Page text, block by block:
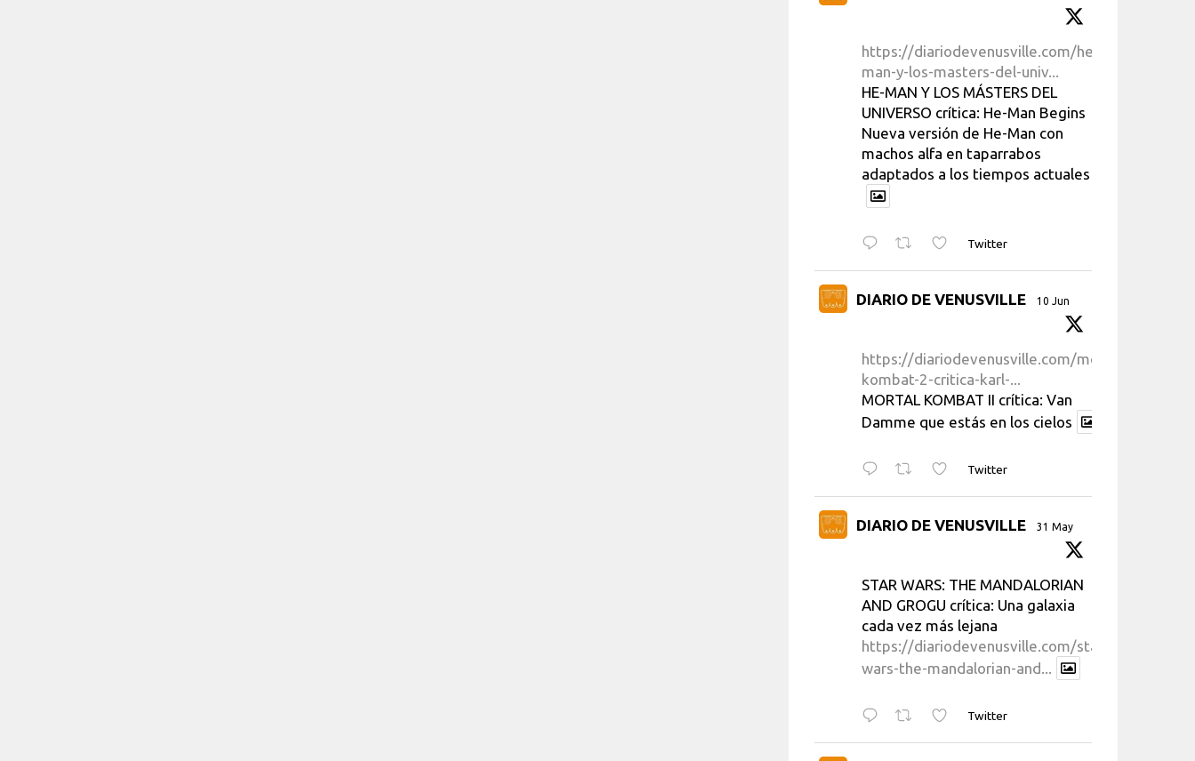
https://diariodevenusville.com/he-
man-y-los-masters-del-univ...
HE-MAN Y LOS MÁSTERS DEL
UNIVERSO crítica: He-Man Begins
Nueva versión de He-Man con
machos alfa en taparrabos
adaptados a los tiempos actuales
Twitter
DIARIO DE VENUSVILLE 10 Jun
https://diariodevenusville.com/mortal-
kombat-2-critica-karl-...
MORTAL KOMBAT II crítica: Van
Damme que estás en los cielos
Twitter
DIARIO DE VENUSVILLE 31 May
STAR WARS: THE MANDALORIAN
AND GROGU crítica: Una galaxia
cada vez más lejana
https://diariodevenusville.com/star-
wars-the-mandalorian-and...
Twitter